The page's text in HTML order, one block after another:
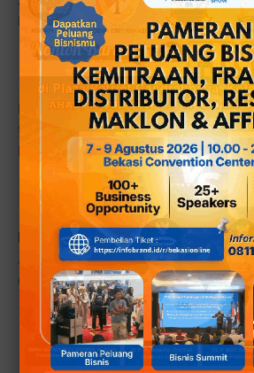
kepada Tri Adhianto?
Plt Walikota Tri Adhianto
toleransi muslim yang menjadi
Kota Bekasi telah terasa manfaatnya
Baca juga: Habib Alwi: Sosok Plt
Adhianto dari PDIP ini Selalu
dan Para Habaib